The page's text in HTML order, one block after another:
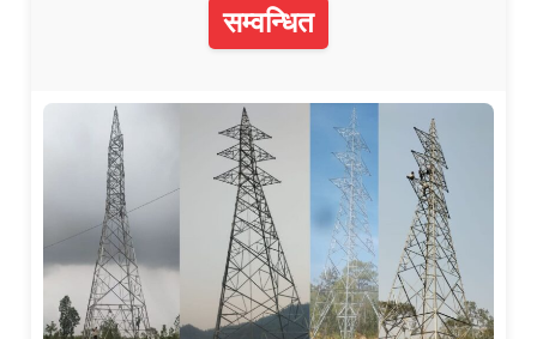
सम्वन्धित